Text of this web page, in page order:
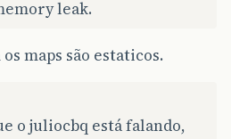
leak.
maps são estaticos.
o juliocbq está falando,